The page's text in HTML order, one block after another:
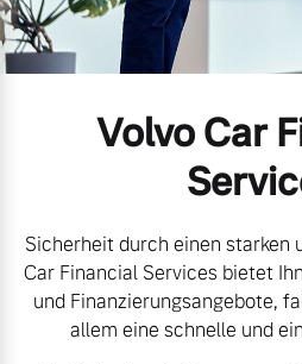
Mild-Hybrid
Geschäftskunden
Editionsmodelle
Gebrauchtwagen
Aktuelle
Zubehörkatalog
Service by Volvo
Kontakt und Anfahrt
Volvo Car
Sicherheit durch einen starken
Car Financial Services bietet
und Finanzierungsangebote,
allem eine schnelle und